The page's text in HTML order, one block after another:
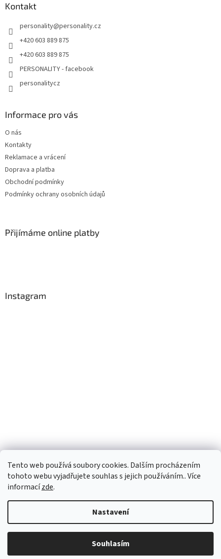
Tento web používá soubory cookies. Dalším procházením
tohoto webu vyjadřujete souhlas s jejich používáním.. Více
informacízde.
Nastavení
Souhlasím
Kontakt
personality@personality.cz
+420 603 889 875
+420 603 889 875
PERSONALITY - facebook
personalitycz
Informace pro vás
O nás
Kontakty
Reklamace a vrácení
Doprava a platba
Obchodní podmínky
Podmínky ochrany osobních údajů
Přijímáme online platby
Instagram
Sledovat na Instagramu
Copyright 2026Personality e-shop. Všechna práva vyhrazena.
Upravit nastavení cookies